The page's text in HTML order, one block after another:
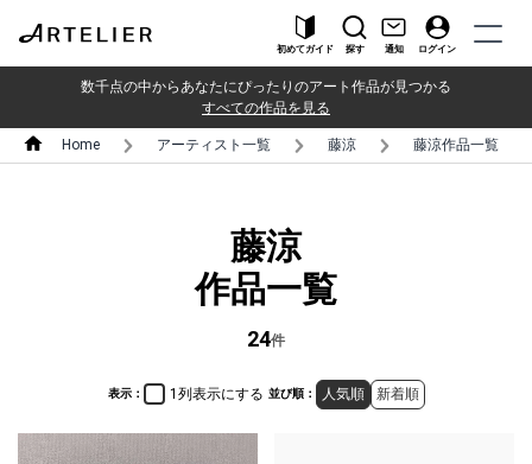
初めてガイド 探す 通知 ログイン
数千点の中からあなたにぴったりのアート作品が見つかる
すべての作品を見る
Home アーティスト一覧 藤涼 藤涼作品一覧
藤涼
作品一覧
24件
表示： 1列表示にする 並び順： 人気順 新着順